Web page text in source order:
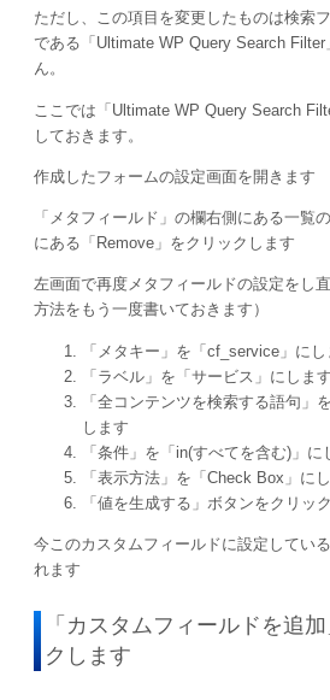
ただし、この項目を変更したものは検索
である「Ultimate WP Query Search
ん。
ここでは「Ultimate WP Query Search
しておきます。
作成したフォームの設定画面を開きます
「メタフィールド」の欄右側にある一覧
にある「Remove」をクリックします
左画面で再度メタフィールドの設定をし
方法をもう一度書いておきます）
「メタキー」を「cf_service」にし
「ラベル」を「サービス」にします
「全コンテンツを検索する語句」
します
「条件」を「in(すべてを含む)」に
「表示方法」を「Check Box」に
「値を生成する」ボタンをクリッ
今このカスタムフィールドに設定してい
れます
「カスタムフィールドを追
クします